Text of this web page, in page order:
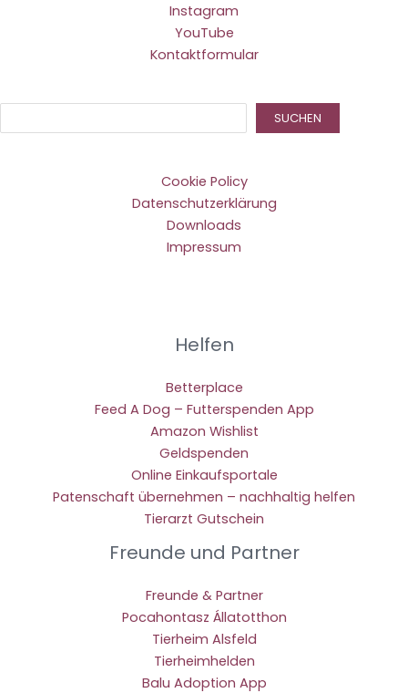
Instagram
YouTube
Kontaktformular
SUCHEN
Cookie Policy
Datenschutzerklärung
Downloads
Impressum
Helfen
Betterplace
Feed A Dog – Futterspenden App
Amazon Wishlist
Geldspenden
Online Einkaufsportale
Patenschaft übernehmen – nachhaltig helfen
Tierarzt Gutschein
Freunde und Partner
Freunde & Partner
Pocahontasz Állatotthon
Tierheim Alsfeld
Tierheimhelden
Balu Adoption App